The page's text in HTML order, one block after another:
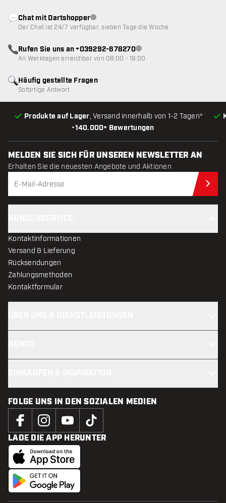
•140.000+ Bewertungen
Produkte auf Lager, Versand innerhalb von 1-2 Tagen*
Häufig gestellte Fragen
Sofortige Antwort
Chat mit DartshopperKundenservice nicht verfügbar
Der Chat ist 24/7 verfügbar, sieben Tage die Woche
Rufen Sie uns an +039292-678270Kundenservice nicht
An Werktagen erreichbar von 08:00 - 19:00
MELDEN SIE SICH FÜR UNSEREN NEWSLETTER AN
Erhalten Sie die neuesten Angebote und Aktionen
Kontaktinformationen
Versand & Lieferung
Rücksendungen
Zahlungsmethoden
Kontaktformular
FOLGE UNS IN DEN SOZIALEN MEDIEN
LADE DIE APP HERUNTER